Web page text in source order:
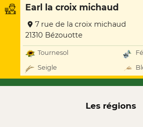
Earl la croix michaud
7 rue de la croix michaud
21310 Bézouotte
Tournesol
Seigle
Les régions